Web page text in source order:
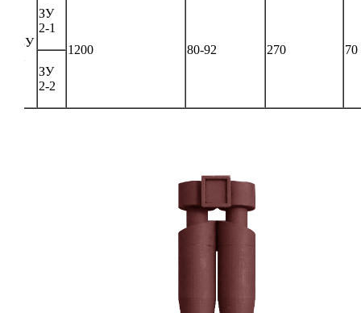
ЗУ
ЗУ
2-1
1200
80-92 270
70
ЗУ
2-2